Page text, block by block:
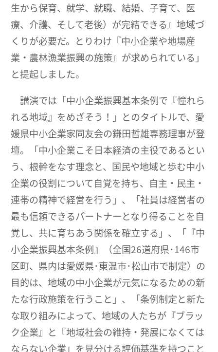
生から保育、就学、就職、結婚、子育て、医
療、介護、そして老後）が完結できる』地域づ
くりが必要だ。とりわけ『中小企業や地場産
業・農林漁業振興の施策』が求められている」
と提起しました。
講演では「中小企業振興基本条例で『憧れら
れる地域』をめざそう！」とのタイトルで、愛
媛県中小企業家同友会の鎌田哲雄専務理事が登
壇。「中小企業こそ日本経済の主役であるとい
う、根幹をなす理念と、国民や地域と歩む中小
企業の役割について自覚を持ち、自主・民主・
連帯の精神で経営を行う」、「社員は経営者の
最も信頼できるパートナーとなり得ることを自
覚し、共に育ちあう関係を確立する」、「『中
小企業振興基本条例』（全国26道府県･146市
区町、県内は愛媛県･東温市･松山市で制定）の
目的は、地域の中小企業が元気になるための新
たな行政施策を行うこと」、「条例制定と新た
な取り組みによって、地域の人たちが『ブラッ
ク企業』と『地域社会の維持・発展になくては
ならない企業』を見分ける評価基準を持つこと